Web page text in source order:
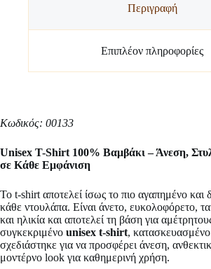
Περιγραφή
Επιπλέον πληροφορίες
Κωδικός: 00133
Unisex T-Shirt 100% Βαμβάκι – Άνεση,
σε Κάθε Εμφάνιση
Το t-shirt αποτελεί ίσως το πιο αγαπημένο και
κάθε ντουλάπα. Είναι άνετο, ευκολοφόρετο,
και ηλικία και αποτελεί τη βάση για
συγκεκριμένο unisex t-shirt,
σχεδιάστηκε για να προσφέρει άνεση,
μοντέρνο look για καθημερινή χρήση.